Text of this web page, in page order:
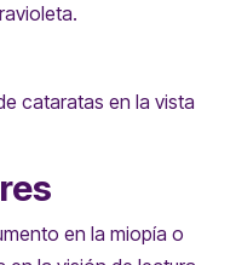
cataratas en la vista
en la miopía o